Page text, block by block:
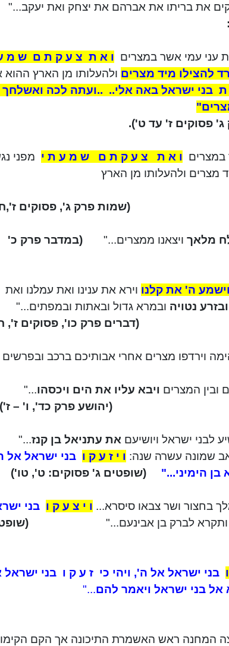
את בריתו את אברהם את יצחק ואת יעקב..."
עני עמי אשר במצרים ו א ת צ ע ק ת ם ש מ
להצילו מיד מצרים ולהעלותו מן הארץ ההוא
ת בני ישראל באה אלי.. ..ועתה לכה
פסוקים ז' עד ט').
במצרים ו א ת צ ע ק ת ם ש מ ע ת י מפני
מצרים ולהעלותו מן הארץ
(שמות פרק ג', פסוקים
מלאך ויצאנו ממצרים..."
(במדבר פרק כ'
וישמע ה' את קלנו וירא את ענינו ואת עמלנו ואת
נטויה ובמרא גדול ובאתות ובמפתים..."
(דברים פרק כו', פסוקים ז',
וירדפו מצרים אחרי אבותיכם ברכב ובפרשים
ובין המצרים ויבא עליו את הים ויכסהו..."
(יהושע פרק כד', ו' –
לבני ישראל ויושיעם את עתניאל בן קנז..."
שמונה עשרה שנה: ו י ז ע ק ו בני ישראל אל
בן הימיני..." (שופטים ג' פסוקים: ט', טו')
בחצור ושר צבאו סיסרא... ו י צ ע ק ו בני
לברק בן אבינעם..."
בני ישראל אל ה', ויהי כי ז ע ק ו בני ישראל
אל בני ישראל ויאמר להם..."
המחנה ראש האשמרת התיכונה אך הקם